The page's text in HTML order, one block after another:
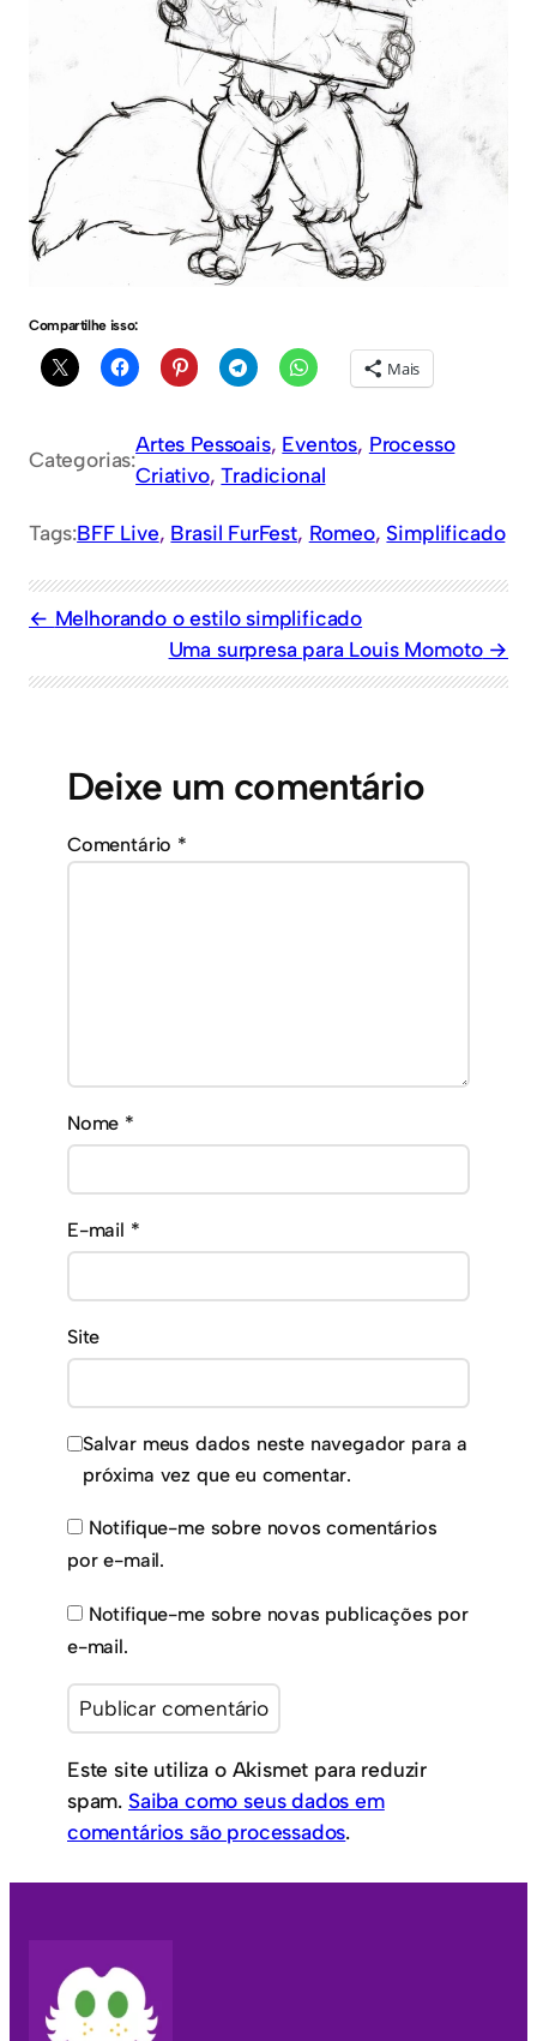
Compartilhe isso:
Mais
Categorias:
Artes Pessoais, Eventos, Processo
Criativo, Tradicional
Tags:BFF Live, Brasil FurFest, Romeo, Simplificado
Melhorando o estilo simplificado
Uma surpresa para Louis Momoto
Deixe um comentário
Comentário *
Nome *
E-mail *
Site
Salvar meus dados neste navegador para a
próxima vez que eu comentar.
Notifique-me sobre novos comentários
por e-mail.
Notifique-me sobre novas publicações por
e-mail.
Este site utiliza o Akismet para reduzir
spam. Saiba como seus dados em
comentários são processados.